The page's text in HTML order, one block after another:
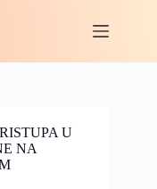
U
NA